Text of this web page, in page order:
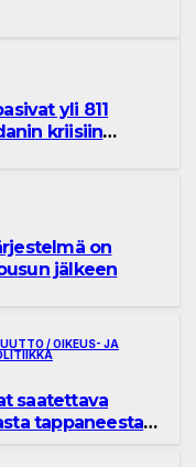
yli 811
kriisiin
on
jälkeen
/ OIKEUS- JA
saatettava
tappaneesta